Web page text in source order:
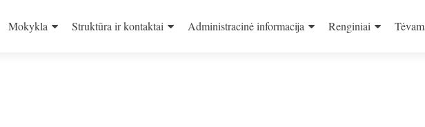
to
Mokykla Struktūra ir kontaktai Administracinė informacija Renginiai